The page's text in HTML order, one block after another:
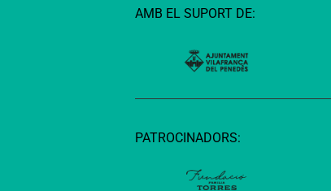
AMB EL SUPORT DE:
PATROCINADORS: